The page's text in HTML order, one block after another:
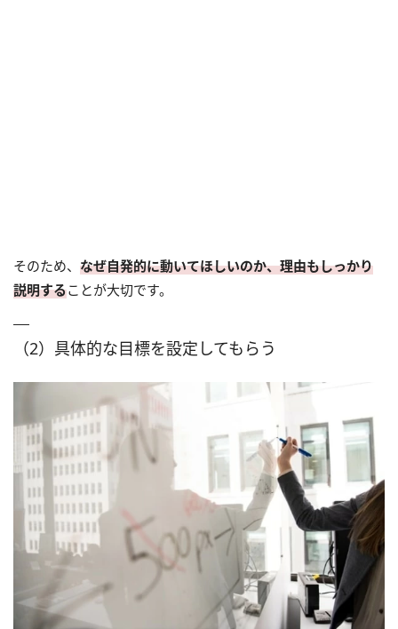
そのため、 なぜ自発的に動いてほしいのか、理由もしっかり
説明することが大切です。
（2）具体的な目標を設定してもらう